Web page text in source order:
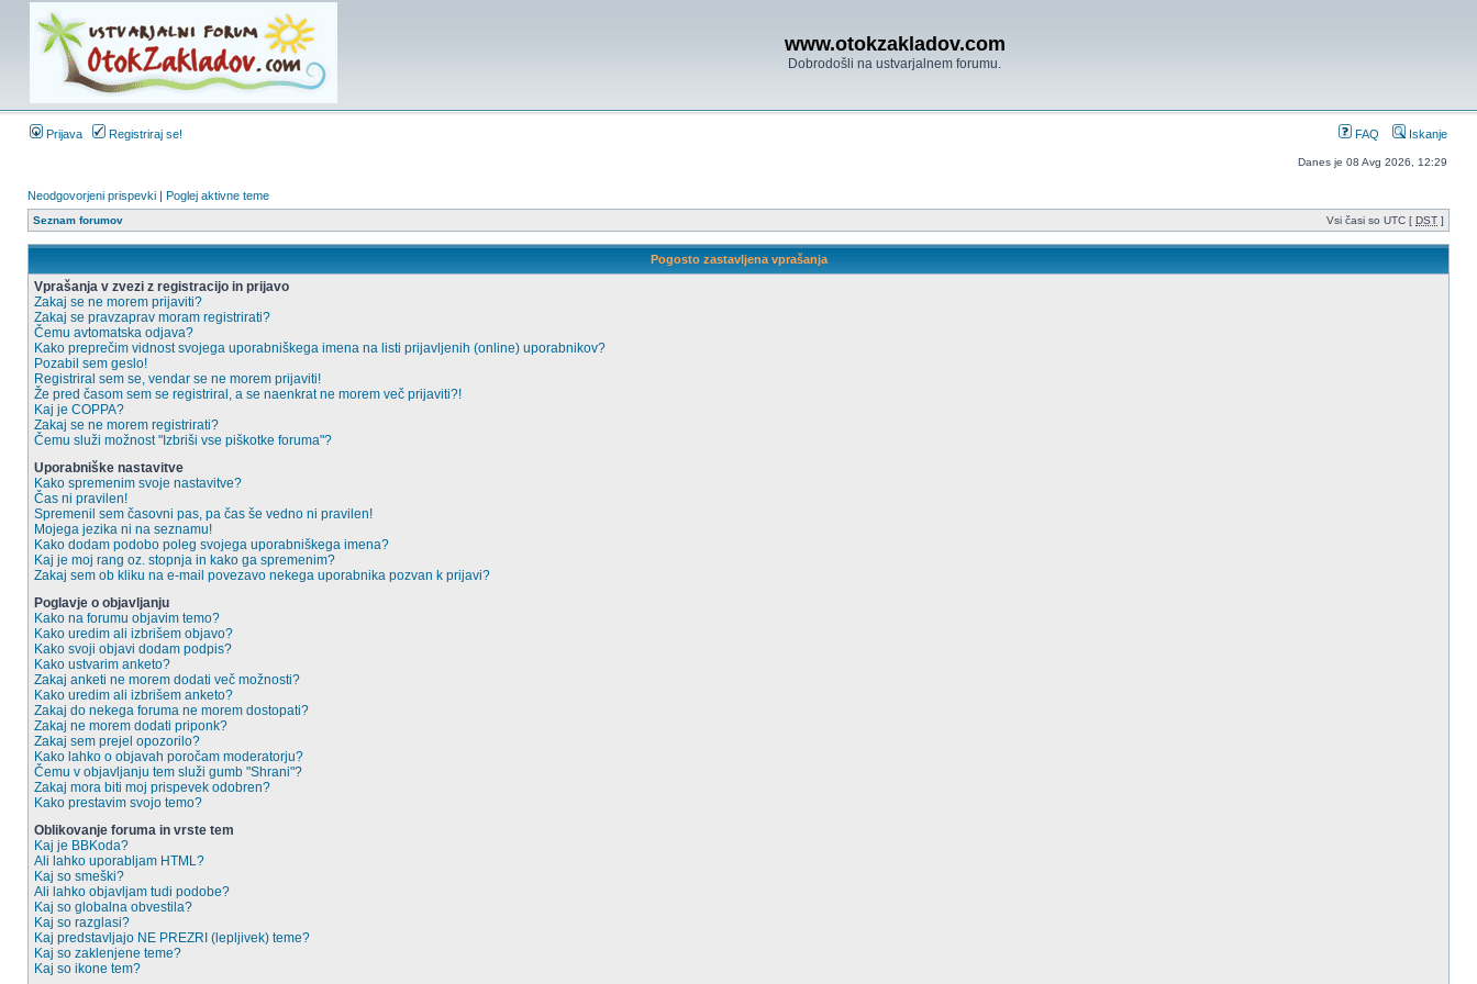
www.otokzakladov.com
Dobrodošli na ustvarjalnem forumu.
Prijava Registriraj se! FAQ Iskanje
Danes je 08 Avg 2026, 12:29
Neodgovorjeni prispevki | Poglej aktivne teme
Seznam forumov Vsi časi so UTC [ DST ]
Pogosto zastavljena vprašanja
Vprašanja v zvezi z registracijo in prijavo
Zakaj se ne morem prijaviti?
Zakaj se pravzaprav moram registrirati?
Čemu avtomatska odjava?
Kako preprečim vidnost svojega uporabniškega imena na listi prijavljenih (online) uporabnikov?
Pozabil sem geslo!
Registriral sem se, vendar se ne morem prijaviti!
Že pred časom sem se registriral, a se naenkrat ne morem več prijaviti?!
Kaj je COPPA?
Zakaj se ne morem registrirati?
Čemu služi možnost "Izbriši vse piškotke foruma"?
Uporabniške nastavitve
Kako spremenim svoje nastavitve?
Čas ni pravilen!
Spremenil sem časovni pas, pa čas še vedno ni pravilen!
Mojega jezika ni na seznamu!
Kako dodam podobo poleg svojega uporabniškega imena?
Kaj je moj rang oz. stopnja in kako ga spremenim?
Zakaj sem ob kliku na e-mail povezavo nekega uporabnika pozvan k prijavi?
Poglavje o objavljanju
Kako na forumu objavim temo?
Kako uredim ali izbrišem objavo?
Kako svoji objavi dodam podpis?
Kako ustvarim anketo?
Zakaj anketi ne morem dodati več možnosti?
Kako uredim ali izbrišem anketo?
Zakaj do nekega foruma ne morem dostopati?
Zakaj ne morem dodati priponk?
Zakaj sem prejel opozorilo?
Kako lahko o objavah poročam moderatorju?
Čemu v objavljanju tem služi gumb "Shrani"?
Zakaj mora biti moj prispevek odobren?
Kako prestavim svojo temo?
Oblikovanje foruma in vrste tem
Kaj je BBKoda?
Ali lahko uporabljam HTML?
Kaj so smeški?
Ali lahko objavljam tudi podobe?
Kaj so globalna obvestila?
Kaj so razglasi?
Kaj predstavljajo NE PREZRI (lepljivek) teme?
Kaj so zaklenjene teme?
Kaj so ikone tem?